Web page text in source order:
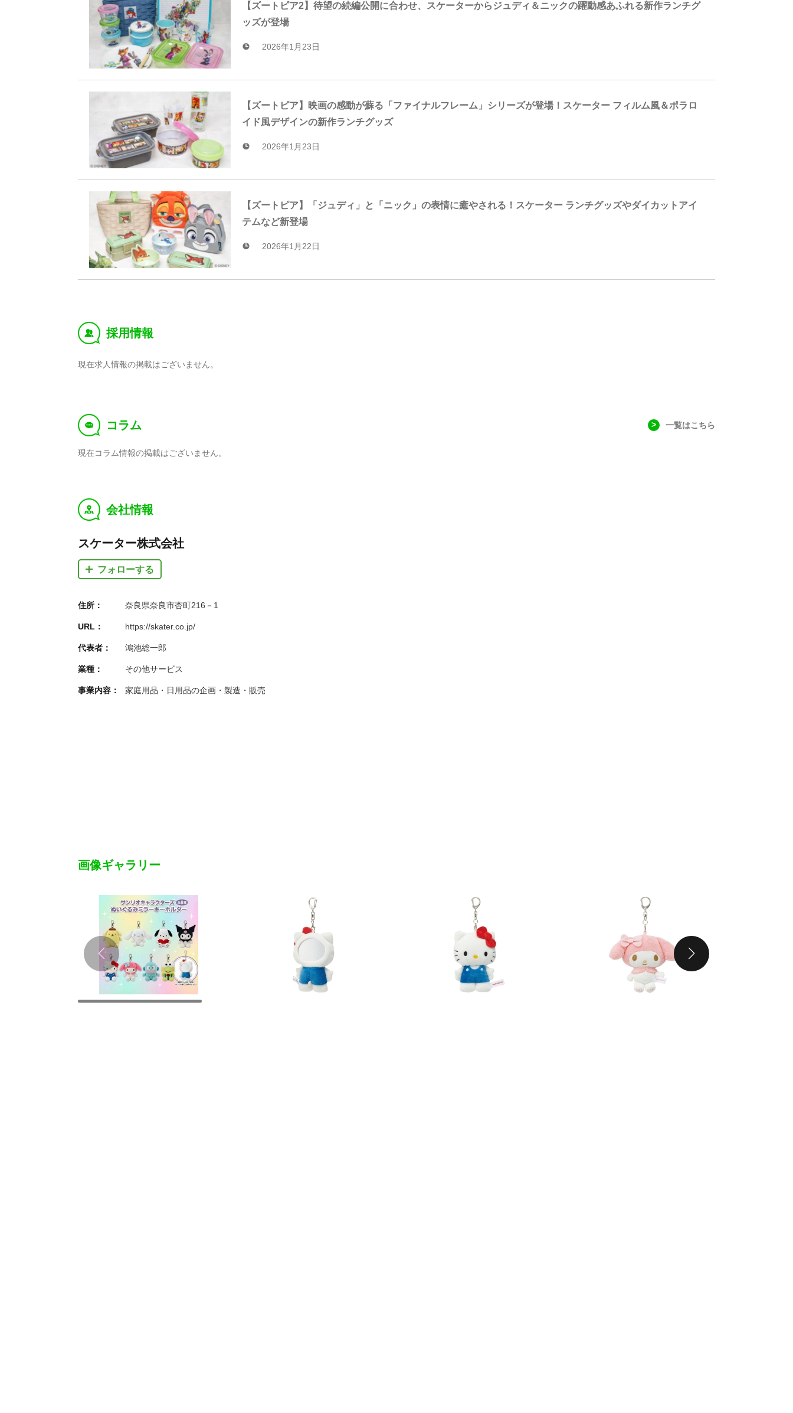
【ズートピア2】待望の続編公開に合わせ、スケーターからジュディ＆ニックの躍動感あふれる新作ランチグ
ッズが登場
2026年1月23日
【ズートピア】映画の感動が蘇る「ファイナルフレーム」シリーズが登場！スケーター フィルム風＆ポラロ
イド風デザインの新作ランチグッズ
2026年1月23日
【ズートピア】「ジュディ」と「ニック」の表情に癒やされる！スケーター ランチグッズやダイカットアイ
テムなど新登場
2026年1月22日
‰ 採用情報
現在求人情報の掲載はございません。
f コラム 一覧はこちら
現在コラム情報の掲載はございません。
y 会社情報
スケーター株式会社
フォローする
住所： 奈良県奈良市杏町216－1
URL： https://skater.co.jp/
代表者： 鴻池総一郎
業種： その他サービス
事業内容： 家庭用品・日用品の企画・製造・販売
画像ギャラリー